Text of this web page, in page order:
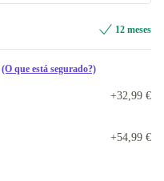
+238,54 €
+69,86 €
+144,73 €
12 meses
(O que está segurado?)
+32,99 €
+54,99 €